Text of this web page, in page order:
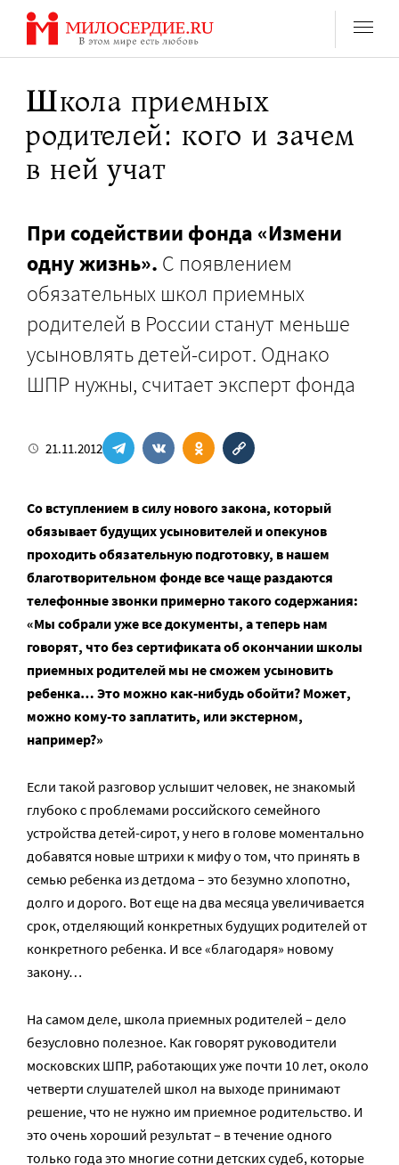
Перейти
содержанию
Школа приемных
родителей: кого и зачем
в ней учат
При содействии фонда «Измени
одну жизнь». С появлением
обязательных школ приемных
родителей в России станут меньше
усыновлять детей-сирот. Однако
ШПР нужны, считает эксперт фонда
21.11.2012
Со вступлением в силу нового закона, который
обязывает будущих усыновителей и опекунов
проходить обязательную подготовку, в нашем
благотворительном фонде все чаще раздаются
телефонные звонки примерно такого содержания:
«Мы собрали уже все документы, а теперь нам
говорят, что без сертификата об окончании школы
приемных родителей мы не сможем усыновить
ребенка… Это можно как-нибудь обойти? Может,
можно кому-то заплатить, или экстерном,
например?»
Если такой разговор услышит человек, не знакомый
глубоко с проблемами российского семейного
устройства детей-сирот, у него в голове моментально
добавятся новые штрихи к мифу о том, что принять в
семью ребенка из детдома – это безумно хлопотно,
долго и дорого. Вот еще на два месяца увеличивается
срок, отделяющий конкретных будущих родителей от
конкретного ребенка. И все «благодаря» новому
закону…
На самом деле, школа приемных родителей – дело
безусловно полезное. Как говорят руководители
московских ШПР, работающих уже почти 10 лет, около
четверти слушателей школ на выходе принимают
решение, что не нужно им приемное родительство. И
это очень хороший результат – в течение одного
только года это многие сотни детских судеб, которые